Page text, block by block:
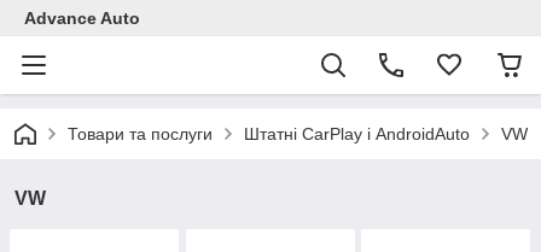
Advance Auto
Товари та послуги Штатні CarPlay і AndroidAuto VW
VW